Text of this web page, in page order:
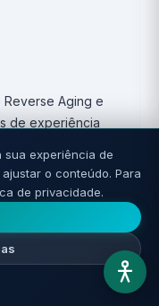
Aging e
de experiência
cada tema a
a força
sua experiência de
o conteúdo. Para
de privacidade.